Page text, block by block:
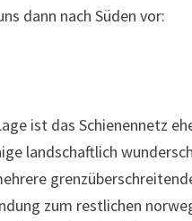
dann nach Süden vor:
ist das Schienennetz
landschaftlich
zum restlichen